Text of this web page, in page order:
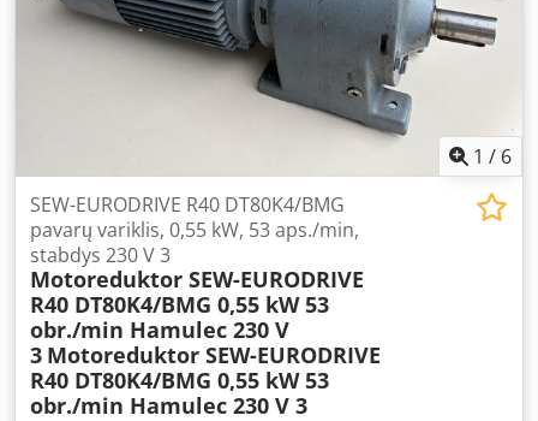
Perdavimo santykis: i = 12,57 Išėjimo momentas: 31 Nm
Apsaugos laipsnis: IP55 Izoliacijos klasė: F
1 / 6
SEW-EURODRIVE R40 DT80K4/BMG
pavarų variklis, 0,55 kW, 53 aps./min,
stabdys 230 V 3
Motoreduktor SEW-EURODRIVE
R40 DT80K4/BMG 0,55 kW 53
obr./min Hamulec 230 V
3 Motoreduktor SEW-EURODRIVE
R40 DT80K4/BMG 0,55 kW 53
obr./min Hamulec 230 V 3